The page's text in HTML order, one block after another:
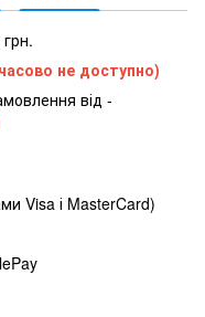
грн.
не доступно)
від -
Visa і MasterCard)